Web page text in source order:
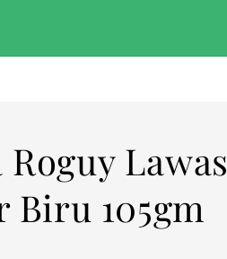
Roguy Lawas
Biru 105gm